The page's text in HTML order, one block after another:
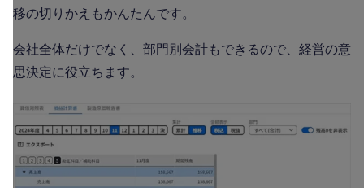
移の切りかえもかんたんです。
会社全体だけでなく、部門別会計もできるので、経営の意
思決定に役立ちます。